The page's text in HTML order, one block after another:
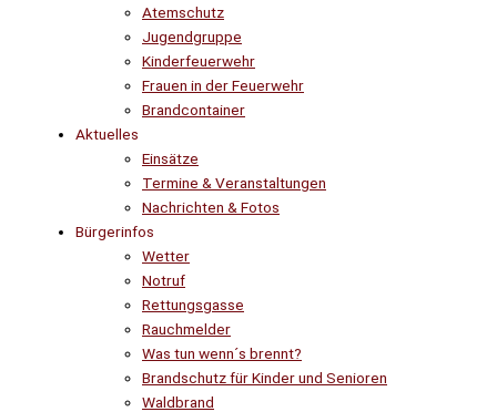
Atemschutz
Jugendgruppe
Kinderfeuerwehr
Frauen in der Feuerwehr
Brandcontainer
Aktuelles
Einsätze
Termine & Veranstaltungen
Nachrichten & Fotos
Bürgerinfos
Wetter
Notruf
Rettungsgasse
Rauchmelder
Was tun wenn´s brennt?
Brandschutz für Kinder und Senioren
Waldbrand